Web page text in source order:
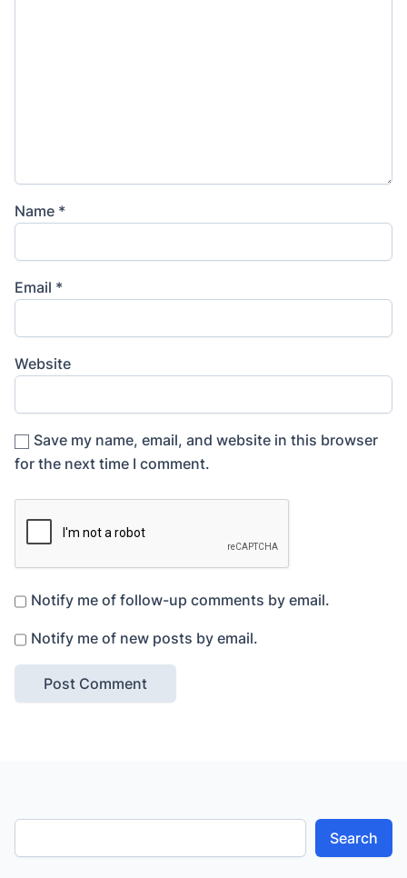
Name *
Email *
Website
Save my name, email, and website in this browser
for the next time I comment.
Notify me of follow-up comments by email.
Notify me of new posts by email.
Search